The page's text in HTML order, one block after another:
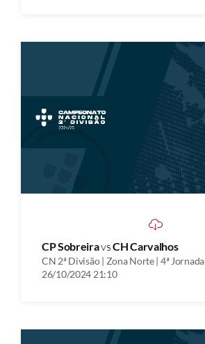
CP SobreiravsCH Carvalhos
CN 2ª Divisão | Zona Norte | 4ª Jornada
26/10/2024 21:10